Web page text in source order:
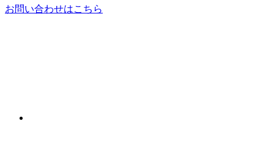
お問い合わせはこちら